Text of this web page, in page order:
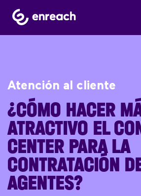
Atención al cliente
¿CÓMO HACER
ATRACTIVO EL
CENTER PARA LA
CONTRATACIÓN
AGENTES?